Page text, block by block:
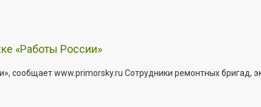
«Работы России»
www.primorsky.ru Сотрудники ремонтных бригад,